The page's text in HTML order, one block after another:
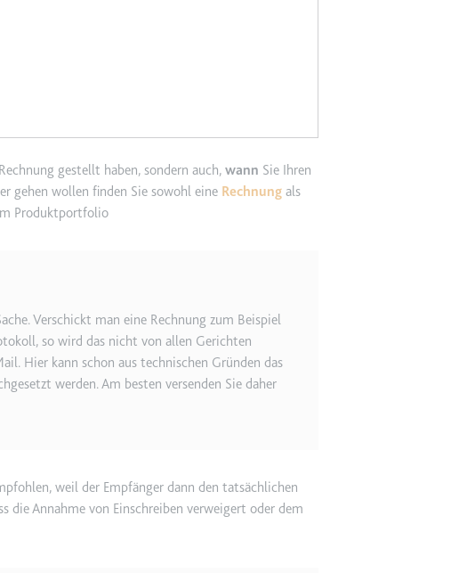
um die Interaktion der Nutzer mit eingebetteten Inhalten zu verfolgen.
um die Interaktion der Nutzer mit eingebetteten Inhalten zu verfolgen.
gestellt haben, sondern auch, wann Sie Ihren
gehen wollen finden Sie sowohl eine Rechnung als
Produktportfolio
Verschickt man eine Rechnung zum Beispiel
so wird das nicht von allen Gerichten
Hier kann schon aus technischen Gründen das
werden. Am besten versenden Sie daher
weil der Empfänger dann den tatsächlichen
die Annahme von Einschreiben verweigert oder dem